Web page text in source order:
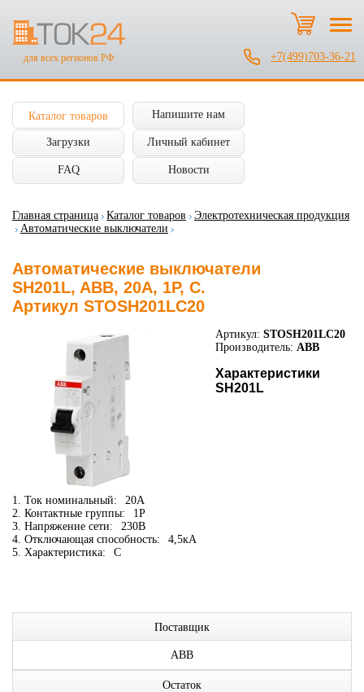
для всех регионов РФ +7(499)703-36-21
Каталог товаров Напишите нам
Загрузки Личный кабинет
FAQ Новости
Главная страница Каталог товаров
Электротехническая продукция
Автоматические выключатели
Автоматические выключатели
SH201L, ABB, 20А, 1P, C.
Артикул STOSH201LC20
Артикул: STOSH201LC20
Производитель: ABB
Характеристики
SH201L
1. Ток номинальный:
20А
2. Контактные группы:
1P
3. Напряжение сети:
230В
4. Отключающая способность:
4,5кА
5. Характеристика:
C
Поставщик
ABB
Остаток